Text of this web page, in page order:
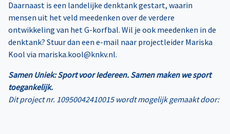
Daarnaast is een landelijke denktank gestart, waarin
mensen uit het veld meedenken over de verdere
ontwikkeling van het G-korfbal. Wil je ook meedenken in de
denktank? Stuur dan een e-mail naar projectleider Mariska
Kool via mariska.kool@knkv.nl.
Samen Uniek: Sport voor Iedereen. Samen maken we sport
toegankelijk.
Dit project nr. 10950042410015 wordt mogelijk gemaakt door: